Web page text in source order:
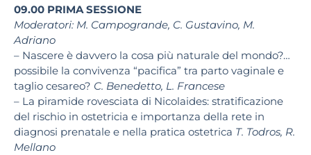
09.00 PRIMA SESSIONE
Moderatori: M. Campogrande, C. Gustavino, M.
Adriano
– Nascere è davvero la cosa più naturale del mondo?…
possibile la convivenza “pacifica” tra parto vaginale e
taglio cesareo? C. Benedetto, L. Francese
– La piramide rovesciata di Nicolaides: stratificazione
del rischio in ostetricia e importanza della rete in
diagnosi prenatale e nella pratica ostetrica T. Todros, R.
Mellano